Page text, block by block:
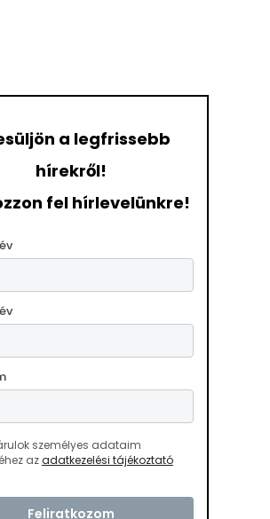
a legfrissebb
hírekről!
fel hírlevelünkre!
személyes adataim
azadatkezelési tájékoztató